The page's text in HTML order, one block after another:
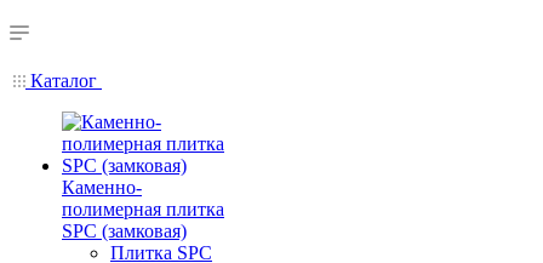
Каталог
Каменно-
полимерная плитка
SPC (замковая)
Плитка SPC